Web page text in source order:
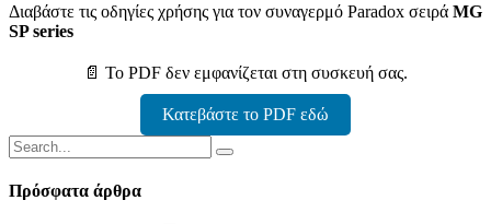
Διαβάστε τις οδηγίες χρήσης για τον συναγερμό Paradox σειρά MG
SP series
📄 Το PDF δεν εμφανίζεται στη συσκευή σας.
Κατεβάστε το PDF εδώ
Πρόσφατα άρθρα